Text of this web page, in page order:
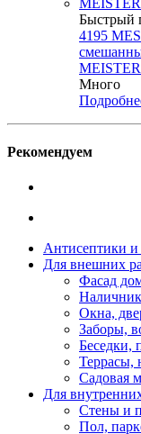
Быстрый
4195
Много
Рекомендуем
Антисептики и
Для внешних
Фасад
Окна,
Заборы,
Беседки,
Террасы,
Садовая
Для
Стены и
Пол,